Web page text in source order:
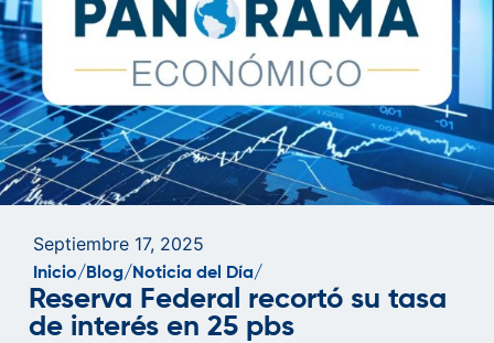
Septiembre 17, 2025
Inicio/ Blog/ Noticia del Día/
Reserva Federal recortó su tasa
de interés en 25 pbs